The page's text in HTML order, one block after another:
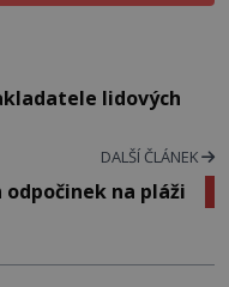
lidových
DALŠÍ ČLÁNEK
na pláži